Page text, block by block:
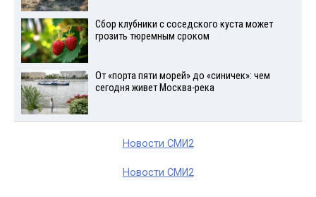
Сбор клубники с соседского куста может
грозить тюремным сроком
От «порта пяти морей» до «синичек»: чем
сегодня живет Москва-река
Новости СМИ2
Новости СМИ2